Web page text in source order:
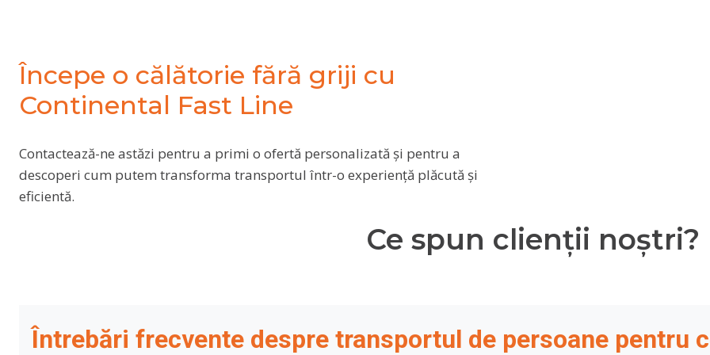
Începe o călătorie fără griji cu
Continental Fast Line
Contactează-ne astăzi pentru a primi o ofertă personalizată și pentru a
descoperi cum putem transforma transportul într-o experiență plăcută și
eficientă.
Ce spun clienții noștri?
Întrebări frecvente despre transportul de persoane pentru